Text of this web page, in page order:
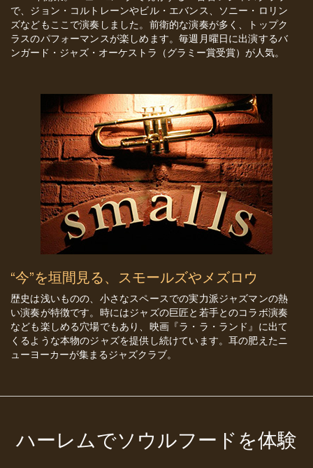
で、ジョン・コルトレーンやビル・エバンス、ソニー・ロリン
ズなどもここで演奏しました。前衛的な演奏が多く、トップク
ラスのパフォーマンスが楽しめます。毎週月曜日に出演するバ
ンガード・ジャズ・オーケストラ（グラミー賞受賞）が人気。
“今”を垣間見る、スモールズやメズロウ
歴史は浅いものの、小さなスペースでの実力派ジャズマンの熱
い演奏が特徴です。時にはジャズの巨匠と若手とのコラボ演奏
なども楽しめる穴場でもあり、映画『ラ・ラ・ランド』に出て
くるような本物のジャズを提供し続けています。耳の肥えたニ
ューヨーカーが集まるジャズクラブ。
ハーレムでソウルフードを体験